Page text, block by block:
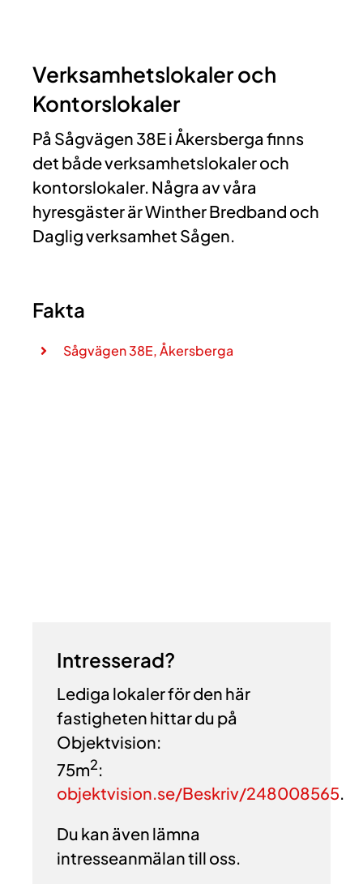
Verksamhetslokaler och
Kontorslokaler
På Sågvägen 38E i Åkersberga finns
det både verksamhetslokaler och
kontorslokaler. Några av våra
hyresgäster är Winther Bredband och
Daglig verksamhet Sågen.
Fakta
Sågvägen 38E, Åkersberga
Intresserad?
Lediga lokaler för den här
fastigheten hittar du på
Objektvision:
75m2:
objektvision.se/Beskriv/248008565.
Du kan även lämna
intresseanmälan till oss.